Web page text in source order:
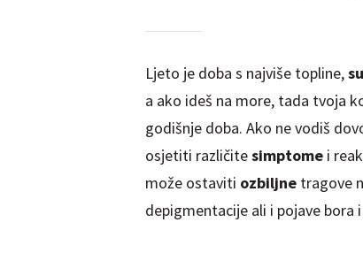
Ljeto je doba s najviše topline,
a ako ideš na more, tada tvoja
godišnje doba. Ako ne vodiš
osjetiti različitesimptome i
može ostaviti ozbiljne tragove
depigmentacije ali i pojave bora